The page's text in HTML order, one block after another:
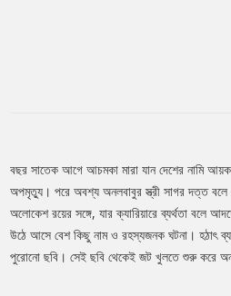
Tab
Article
বছর সাতেক আগে আচমকা মারা যান দেশের নামি
অপমৃত্যু। পরে অবশ্য অনলবাবুর স্ত্রী সাগর দত্ত বলে
অলোকেশ রয়ের সঙ্গে, যার ক্যারিয়ারে ব্যর্থতা বলে
উঠে আসে বেশ কিছু নাম ও রহস্যজনক ঘটনা। হঠাৎ
পুরোনো ছবি। সেই ছবি থেকেই জট খুলতে শুরু করে